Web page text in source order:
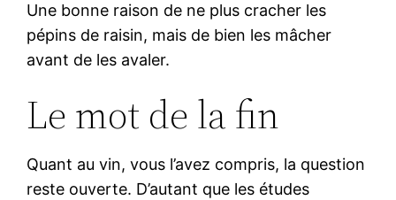
Une bonne raison de ne plus cracher les
pépins de raisin, mais de bien les mâcher
avant de les avaler.
Le mot de la fin
Quant au vin, vous l’avez compris, la question
reste ouverte. D’autant que les études